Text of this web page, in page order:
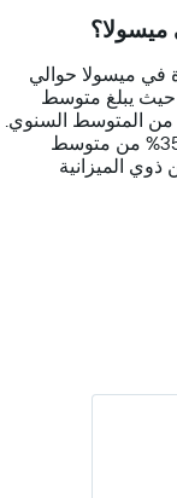
ميسولا؟
في ميسولا حوالي
حيث يبلغ متوسط
133 ﷼ في اليوم، وهو أقل بحوالي 38% من المتوسط السنوي.
عادةً ما تكون السيارات الصغيرة أرخص بنسبة 35% من متوسط
ذوي الميزانية